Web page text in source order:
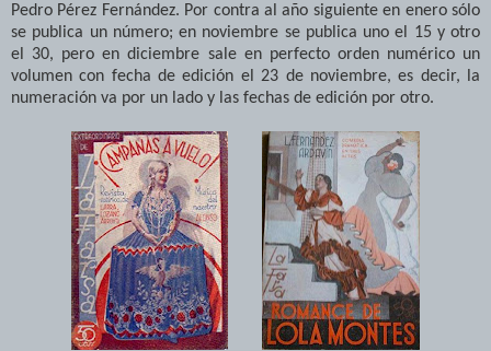
Pedro Pérez Fernández. Por contra al año siguiente en enero sólo
se publica un número; en noviembre se publica uno el 15 y otro
el 30, pero en diciembre sale en perfecto orden numérico un
volumen con fecha de edición el 23 de noviembre, es decir, la
numeración va por un lado y las fechas de edición por otro.